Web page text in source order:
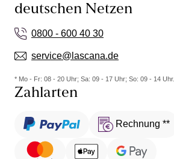
deutschen Netzen
0800 - 600 40 30
service@lascana.de
* Mo - Fr: 08 - 20 Uhr; Sa: 09 - 17 Uhr; So: 09 - 14 Uhr.
Zahlarten
Rechnung **